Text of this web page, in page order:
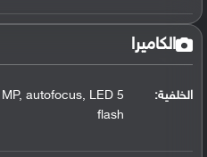
الكاميرا
الخلفية: 5 MP
, autofocus, LED
flash